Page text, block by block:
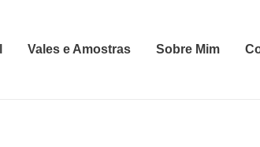
Vales e Amostras Sobre Mim